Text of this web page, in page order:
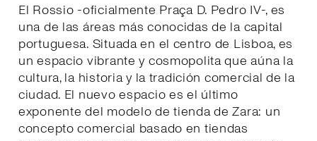
El Rossio -oficialmente Praça D. Pedro IV-, es
una de las áreas más conocidas de la capital
portuguesa. Situada en el centro de Lisboa, es
un espacio vibrante y cosmopolita que aúna la
cultura, la historia y la tradición comercial de la
ciudad. El nuevo espacio es el último
exponente del modelo de tienda de Zara: un
concepto comercial basado en tiendas